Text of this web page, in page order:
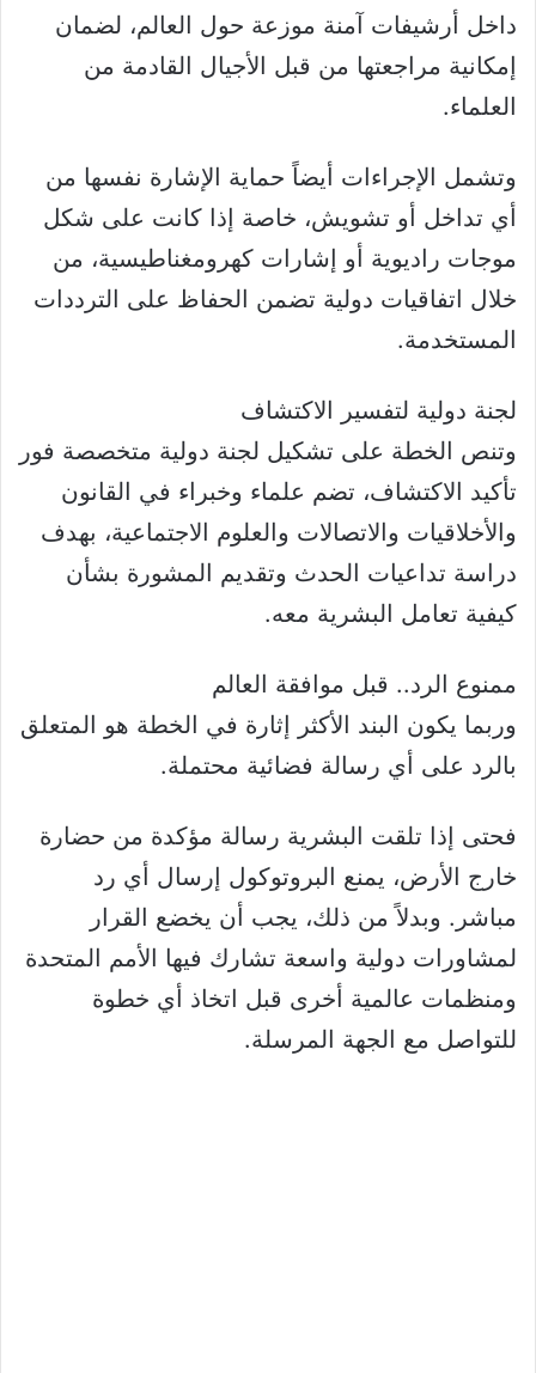
داخل أرشيفات آمنة موزعة حول العالم، لضمان
إمكانية مراجعتها من قبل الأجيال القادمة من
العلماء.
وتشمل الإجراءات أيضاً حماية الإشارة نفسها من
أي تداخل أو تشويش، خاصة إذا كانت على شكل
موجات راديوية أو إشارات كهرومغناطيسية، من
خلال اتفاقيات دولية تضمن الحفاظ على الترددات
المستخدمة.
لجنة دولية لتفسير الاكتشاف
وتنص الخطة على تشكيل لجنة دولية متخصصة فور
تأكيد الاكتشاف، تضم علماء وخبراء في القانون
والأخلاقيات والاتصالات والعلوم الاجتماعية، بهدف
دراسة تداعيات الحدث وتقديم المشورة بشأن
كيفية تعامل البشرية معه.
ممنوع الرد.. قبل موافقة العالم
وربما يكون البند الأكثر إثارة في الخطة هو المتعلق
بالرد على أي رسالة فضائية محتملة.
فحتى إذا تلقت البشرية رسالة مؤكدة من حضارة
خارج الأرض، يمنع البروتوكول إرسال أي رد
مباشر. وبدلاً من ذلك، يجب أن يخضع القرار
لمشاورات دولية واسعة تشارك فيها الأمم المتحدة
ومنظمات عالمية أخرى قبل اتخاذ أي خطوة
للتواصل مع الجهة المرسلة.